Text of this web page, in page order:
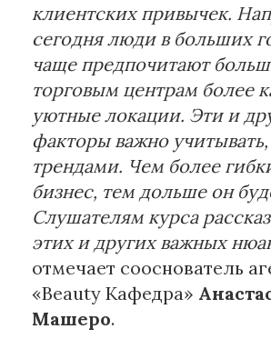
клиентских привычек.
сегодня люди в больших
чаще предпочитают
торговым центрам более
уютные локации. Эти и
факторы важно учитывать,
трендами. Чем более
бизнес, тем дольше он
Слушателям курса
этих и других важных
отмечает сооснователь
«Beauty Кафедра»
Машеро.